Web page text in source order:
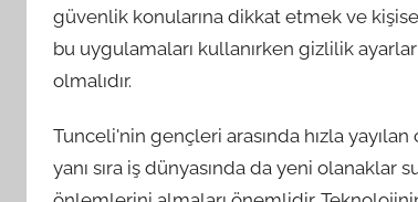
güvenlik konularına dikkat etmek ve
bu uygulamaları kullanırken gizlilik
olmalıdır.
Tunceli'nin gençleri arasında hızla
yanı sıra iş dünyasında da yeni olanaklar